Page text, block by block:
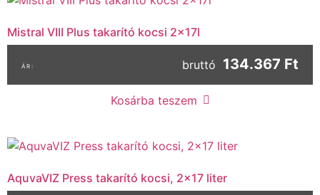
Mistral VIII Plus takarító kocsi 2x17l
bruttó 134.367 Ft
Kosárba teszem
AquvaVIZ Press takarító kocsi, 2×17 liter